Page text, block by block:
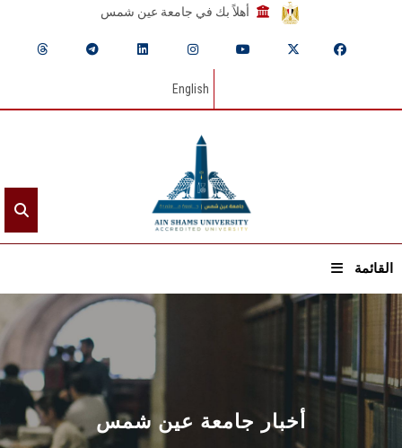
أهلاً بك في جامعة عين شمس
English
القائمة
الرئيسيـة
عن الجامعة
القطاعـات أخبار جامعة عين شمس